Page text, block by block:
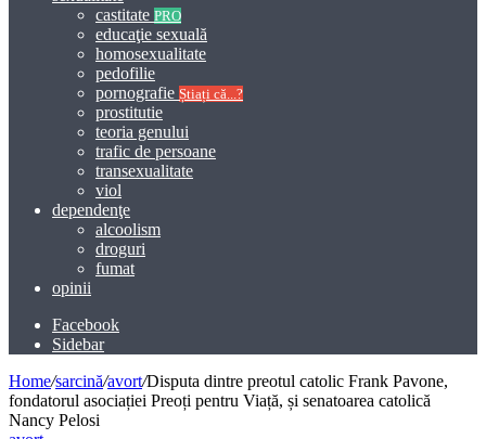
castitate PRO
educaţie sexuală
homosexualitate
pedofilie
pornografie Știați că...?
prostitutie
teoria genului
trafic de persoane
transexualitate
viol
dependenţe
alcoolism
droguri
fumat
opinii
Facebook
Sidebar
Home/sarcină/avort/Disputa dintre preotul catolic Frank Pavone,
fondatorul asociației Preoți pentru Viață, și senatoarea catolică
Nancy Pelosi